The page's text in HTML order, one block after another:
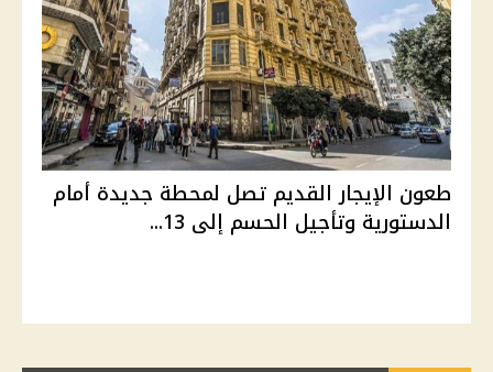
طعون الإيجار القديم تصل لمحطة جديدة أمام
الدستورية وتأجيل الحسم إلى 13...